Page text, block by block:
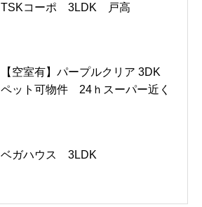
TSKコーポ 3LDK 戸高
【空室有】パープルクリア 3DK
ペット可物件 24ｈスーパー近く
ベガハウス 3LDK
借地 大字星倉 土地1,400坪
戸建賃貸 星倉 2LDK 75,000
円
辻田コーポ 1LDK 星倉3丁目
二の丸団地 一戸建て 3LDK
戸建賃貸 星倉 2LDK 75,000
円
【空室有】あいらんど戸高